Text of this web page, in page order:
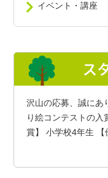
イベント・講座
沢山の応募、誠にあ
り絵コンテストの入
賞】 小学校4年生